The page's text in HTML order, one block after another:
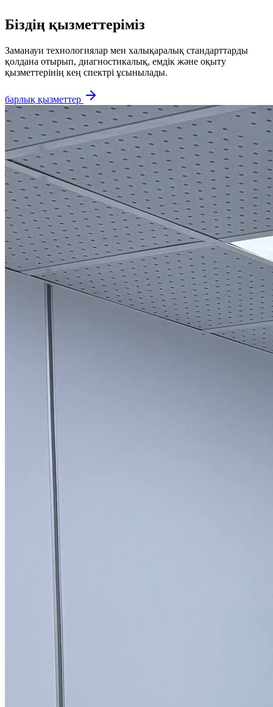
Біздің қызметтеріміз
Заманауи технологиялар мен халықаралық стандарттарды
қолдана отырып, диагностикалық, емдік және оқыту
қызметтерінің кең спектрі ұсынылады.
барлық қызметтер